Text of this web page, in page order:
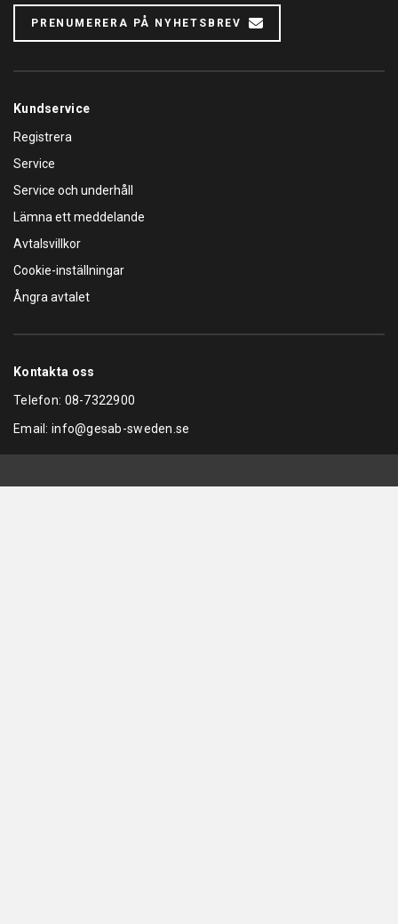
PRENUMERERA PÅ NYHETSBREV
Kundservice
Registrera
Service
Service och underhåll
Lämna ett meddelande
Avtalsvillkor
Cookie-inställningar
Ångra avtalet
Kontakta oss
Telefon: 08-7322900
Email: info@gesab-sweden.se